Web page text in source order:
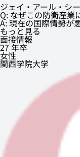
ジェイ・アール・シ
Q: なぜこの防衛産業
A: 現在の国際情勢が
もっと見る
面接情報
27 年卒
女性
関西学院大学